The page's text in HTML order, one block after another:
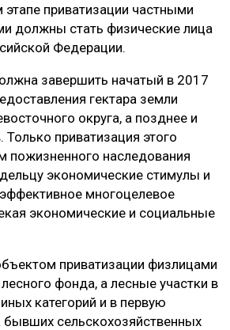
этапе приватизации частными
должны стать физические лица
Федерации.
завершить начатый в 2017
гектара земли
округа, а позднее и
Только приватизация этого
пожизненного наследования
экономические стимулы и
многоцелевое
экономические и социальные
приватизации физлицами
фонда, а лесные участки в
категорий и в первую
бывших сельскохозяйственных